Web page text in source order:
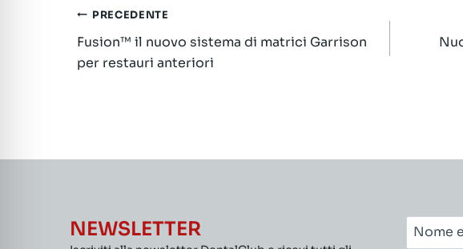
Navigazione
articoli
PRECEDENTE
Fusion™ il nuovo sistema di matrici Garrison
per restauri anteriori
NEWSLETTER
Nome